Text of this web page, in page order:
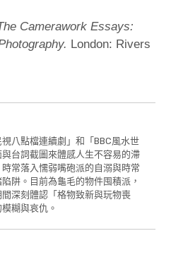
Camerawork Essays:
London: Rivers
八點檔連續劇」和「BBC風水世
與台詞截圖來體感人生不容易的滯
常落入懦弱嘴砲派的自溺與時常
阱。目前為龜毛的物件囤積派，
深刻體認「格物致新與玩物喪
糊與哀仇。